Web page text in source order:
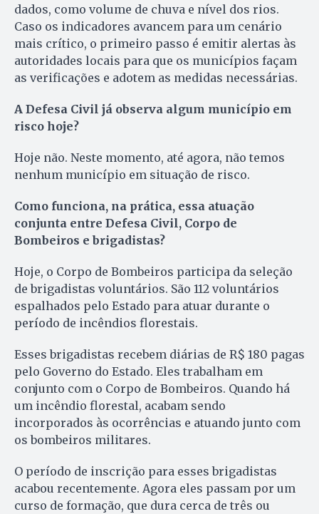
dados, como volume de chuva e nível dos rios.
Caso os indicadores avancem para um cenário
mais crítico, o primeiro passo é emitir alertas às
autoridades locais para que os municípios façam
as verificações e adotem as medidas necessárias.
A Defesa Civil já observa algum município em
risco hoje?
Hoje não. Neste momento, até agora, não temos
nenhum município em situação de risco.
Como funciona, na prática, essa atuação
conjunta entre Defesa Civil, Corpo de
Bombeiros e brigadistas?
Hoje, o Corpo de Bombeiros participa da seleção
de brigadistas voluntários. São 112 voluntários
espalhados pelo Estado para atuar durante o
período de incêndios florestais.
Esses brigadistas recebem diárias de R$ 180 pagas
pelo Governo do Estado. Eles trabalham em
conjunto com o Corpo de Bombeiros. Quando há
um incêndio florestal, acabam sendo
incorporados às ocorrências e atuando junto com
os bombeiros militares.
O período de inscrição para esses brigadistas
acabou recentemente. Agora eles passam por um
curso de formação, que dura cerca de três ou